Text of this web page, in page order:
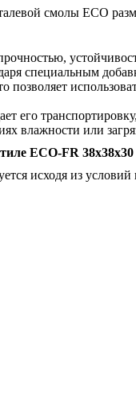
смолы ECO
специальным
позволяет
его
влажности или
ECO-FR
исходя из